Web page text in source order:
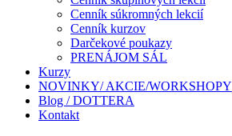
Cenník súkromných lekcií
Cenník kurzov
Darčekové poukazy
PRENÁJOM SÁL
Kurzy
NOVINKY/ AKCIE/WORKSHOPY
Blog / DOTTERA
Kontakt